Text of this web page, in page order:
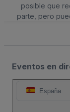
posible que
parte, pero
Eventos en
España